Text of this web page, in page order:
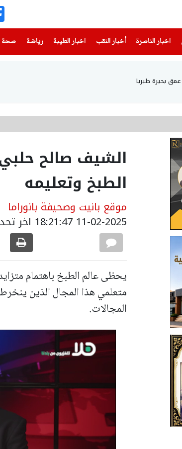
اخبار الناصرة
(current) أخبار النقب اخبار الطيبة(current) رياضة
(current) صحة(current)
الشيف صالح
الطبخ وتعليمه
موقع بانيت وصحيفة بانوراما
11-02-2025 18:21:47 اخر تحديث: 11-02-
يحظى عالم الطبخ باهتمام
متعلمي هذا المجال الذين
المجالات.